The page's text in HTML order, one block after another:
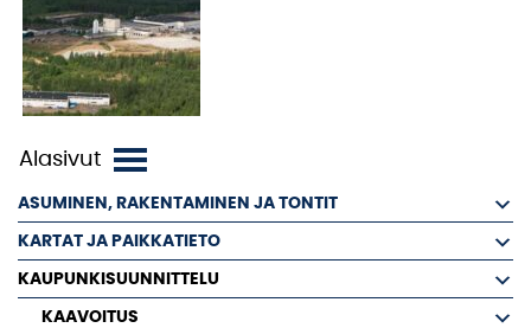
ASUMINEN, RAKENTAMINEN JA TONTIT
KARTAT JA PAIKKATIETO
KAUPUNKISUUNNITTELU
KAAVOITUS